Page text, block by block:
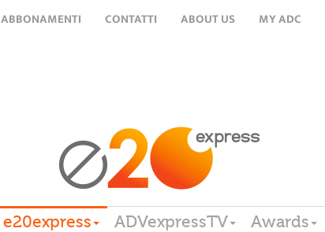
ABBONAMENTI CONTATTI ABOUT US MY ADC
e20express ADVexpressTV Awards